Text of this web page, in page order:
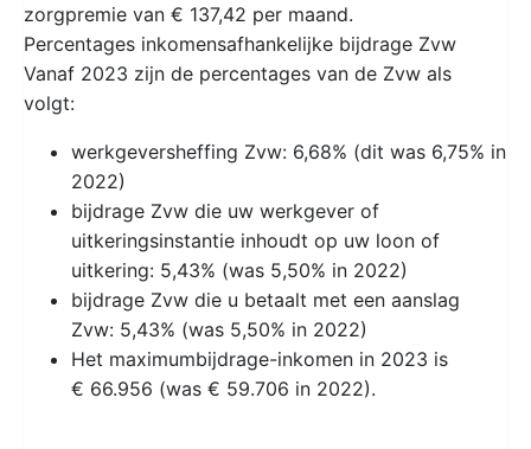
zorgpremie van € 137,42 per maand.
Percentages inkomensafhankelijke bijdrage Zvw
Vanaf 2023 zijn de percentages van de Zvw als
volgt:
werkgeversheffing Zvw: 6,68% (dit was 6,75% in
2022)
bijdrage Zvw die uw werkgever of
uitkeringsinstantie inhoudt op uw loon of
uitkering: 5,43% (was 5,50% in 2022)
bijdrage Zvw die u betaalt met een aanslag
Zvw: 5,43% (was 5,50% in 2022)
Het maximumbijdrage-inkomen in 2023 is
€ 66.956 (was € 59.706 in 2022).